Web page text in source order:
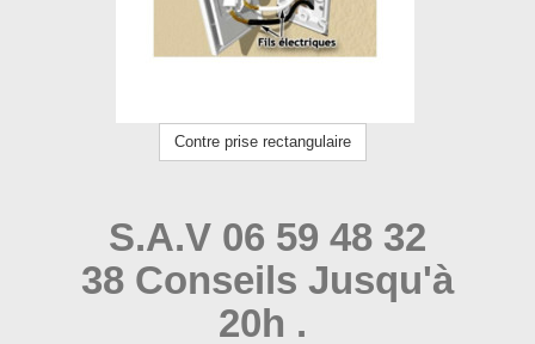
Contre prise rectangulaire
S.A.V 06 59 48 32
38 Conseils Jusqu'à
20h .